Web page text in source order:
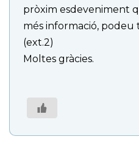
pròxim esdeveniment
més informació, podeu
(ext.2)
Moltes gràcies.